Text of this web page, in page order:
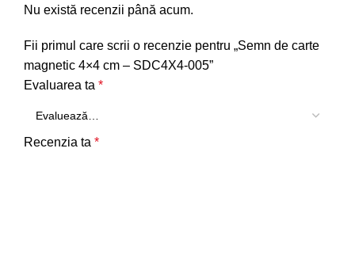
Nu există recenzii până acum.
Fii primul care scrii o recenzie pentru „Semn de carte
magnetic 4×4 cm – SDC4X4-005”
Evaluarea ta *
Recenzia ta *